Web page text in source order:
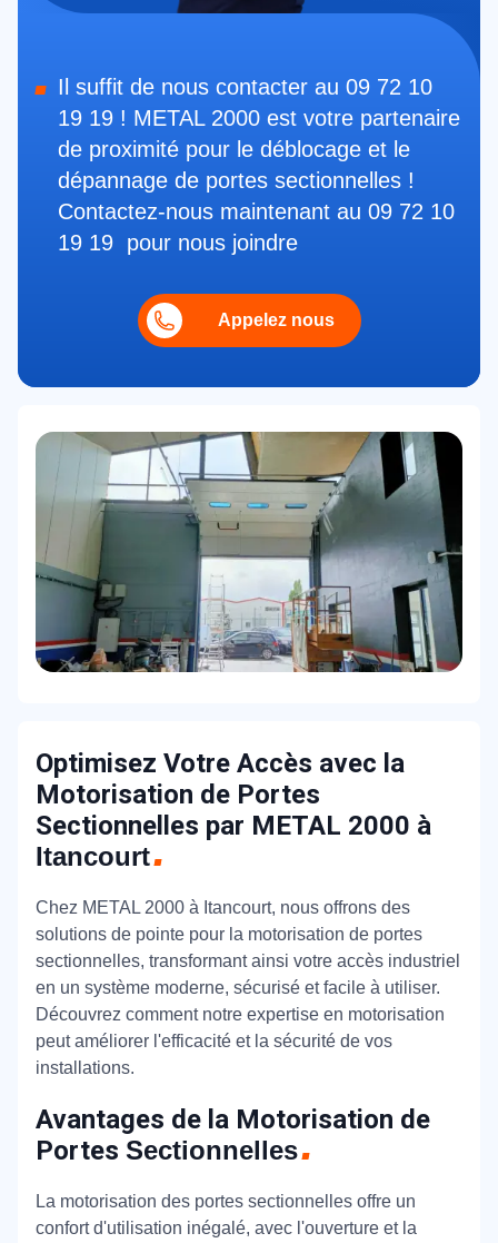
Il suffit de nous contacter au 09 72 10
19 19 ! METAL 2000 est votre partenaire
de proximité pour le déblocage et le
dépannage de portes sectionnelles !
Contactez-nous maintenant au 09 72 10
19 19 pour nous joindre
Appelez nous
Optimisez Votre Accès avec la
Motorisation de Portes
Sectionnelles par METAL 2000 à
Itancourt
Chez METAL 2000 à Itancourt, nous offrons des
solutions de pointe pour la motorisation de portes
sectionnelles, transformant ainsi votre accès industriel
en un système moderne, sécurisé et facile à utiliser.
Découvrez comment notre expertise en motorisation
peut améliorer l'efficacité et la sécurité de vos
installations.
Avantages de la Motorisation de
Portes Sectionnelles
La motorisation des portes sectionnelles offre un
confort d'utilisation inégalé, avec l'ouverture et la